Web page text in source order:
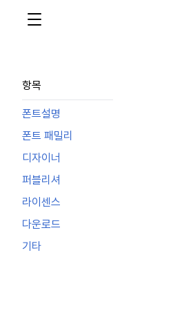
항목
폰트설명
폰트 패밀리
디자이너
퍼블리셔
라이센스
다운로드
기타